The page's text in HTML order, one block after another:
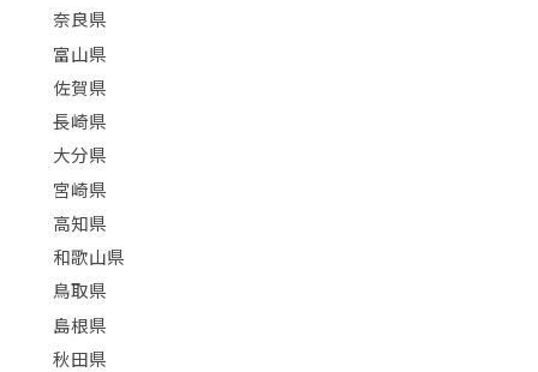
奈良県
富山県
佐賀県
長崎県
大分県
宮崎県
高知県
和歌山県
鳥取県
島根県
秋田県